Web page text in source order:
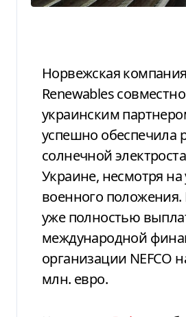
Норвежская компания Norsk
Renewables
украинским
успешно обеспечила
солнечной
Украине, несмотря на
военного
уже полностью
международной
организации NEFCO
млн. евро.